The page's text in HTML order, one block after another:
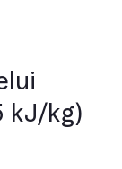
kJ/kg)